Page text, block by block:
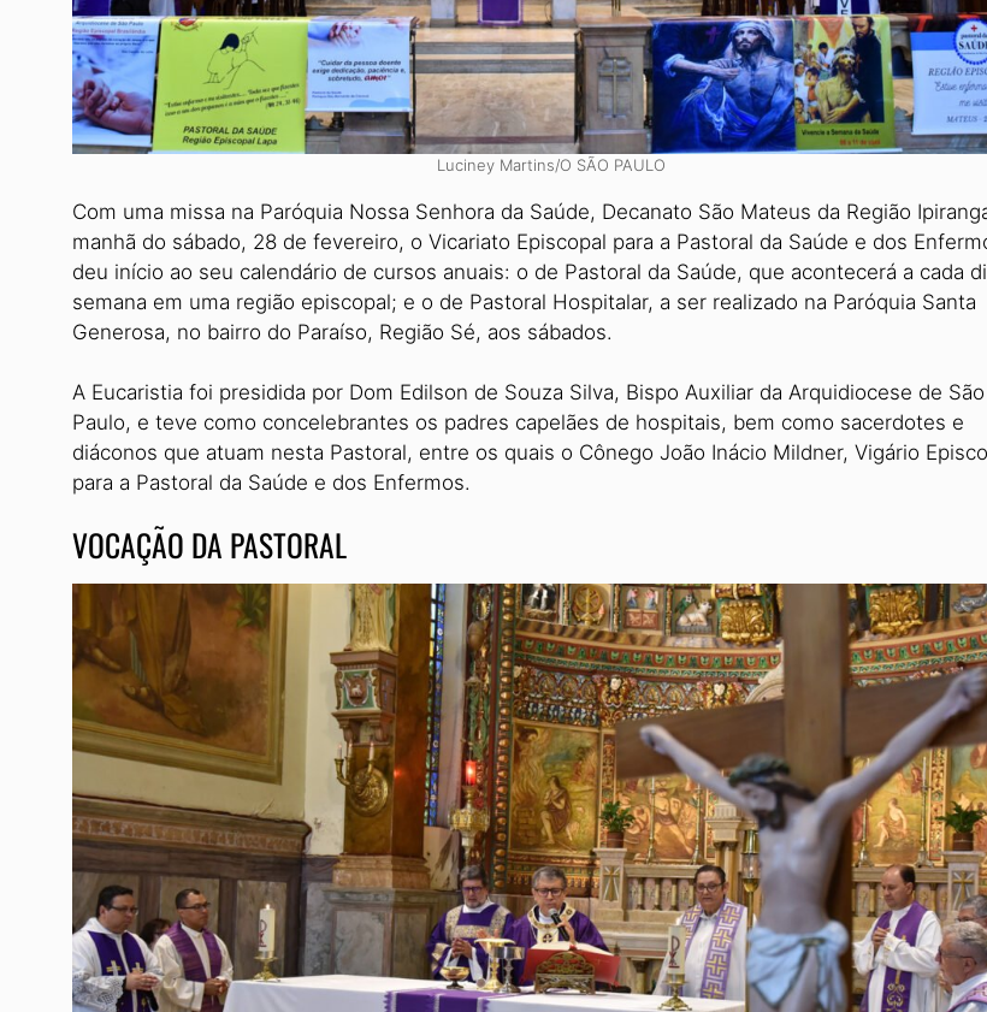
Luciney Martins/O SÃO PAULO
Com uma missa na Paróquia Nossa Senhora da Saúde, Decanato São Mateus da Região
manhã do sábado, 28 de fevereiro, o Vicariato Episcopal para a Pastoral da Saúde e dos
deu início ao seu calendário de cursos anuais: o de Pastoral da Saúde, que acontecerá a cada
semana em uma região epis­copal; e o de Pastoral Hospitalar, a ser rea­lizado na Paróquia Santa
Generosa, no bairro do Paraíso, Região Sé, aos sábados.
A Eucaristia foi presidida por Dom Edilson de Souza Silva, Bispo Auxiliar da Arquidiocese de São
Paulo, e teve como concelebrantes os padres capelães de hos­pitais, bem como sacerdotes e
diáconos que atuam nesta Pastoral, entre os quais o Cônego João Inácio Mildner, Vigário
para a Pastoral da Saúde e dos Enfermos.
VOCAÇÃO DA PASTORAL